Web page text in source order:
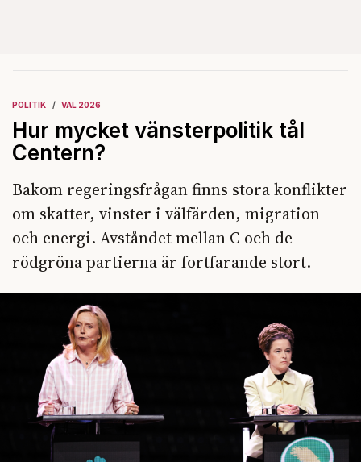
POLITIK VAL 2026
Hur mycket vänsterpolitik tål
Centern?
Bakom regeringsfrågan finns stora konflikter
om skatter, vinster i välfärden, migration
och energi. Avståndet mellan C och de
rödgröna partierna är fortfarande stort.